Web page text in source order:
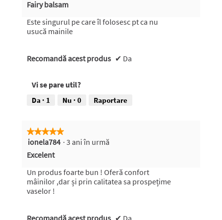
g
r
i
e
a
ă
u
v
a
d
s
c
h
e
5
stele.
Fairy balsam
Este singurul pe care îl folosesc pt ca nu
usucă mainile
Recomandă acest produs ✔ Da
Vi se pare util?
Da · 1 Nu · 0 Raportare
★★★★★
★★★★★
5
5
stele.
ionela784 · 3 ani în urmă
Excelent
Un produs foarte bun ! Oferă confort
mâinilor ,dar și prin calitatea sa prospețime
vaselor !
Recomandă acest produs ✔ Da